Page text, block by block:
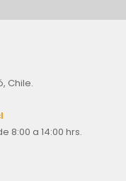
Chile.
8:00 a 14:00 hrs.